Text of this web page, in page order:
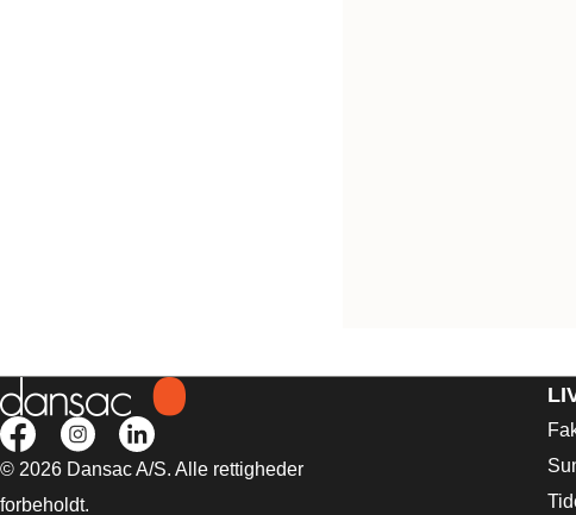
© 2026 Dansac A/S. Alle rettigheder
forbeholdt.